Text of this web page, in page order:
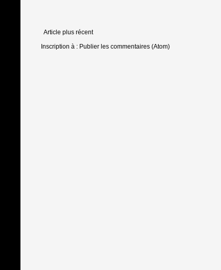
Article plus récent
Inscription à : Publier les commentaires (Atom)